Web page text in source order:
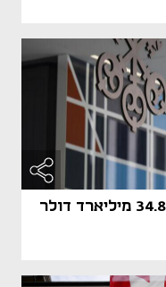
UBS ירשום רווח חד פעמי של 34.8 מיליארד דולר